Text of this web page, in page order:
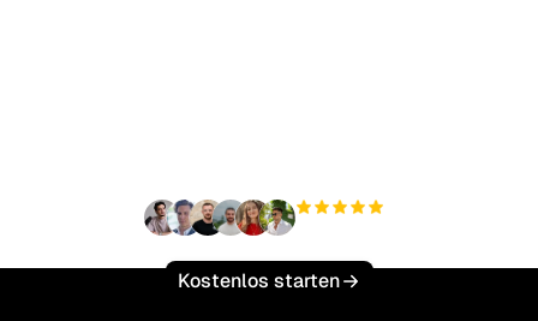
Kostenlos starten